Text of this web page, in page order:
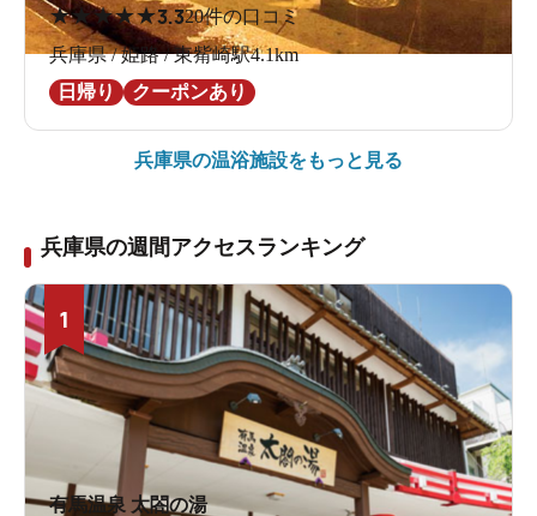
★★★★★3.320件の口コミ
兵庫県 / 姫路 / 東觜崎駅4.1km
日帰り
クーポンあり
兵庫県の温浴施設をもっと見る
兵庫県の週間アクセスランキング
1
有馬温泉 太閤の湯